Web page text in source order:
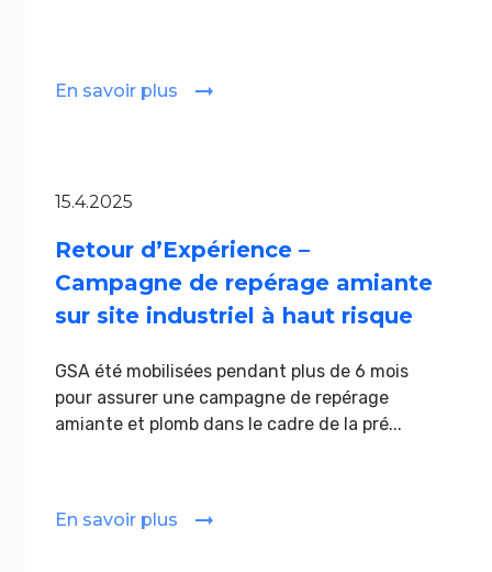
En savoir plus
15.4.2025
Retour d’Expérience –
Campagne de repérage amiante
sur site industriel à haut risque
GSA été mobilisées pendant plus de 6 mois
pour assurer une campagne de repérage
amiante et plomb dans le cadre de la pré...
En savoir plus